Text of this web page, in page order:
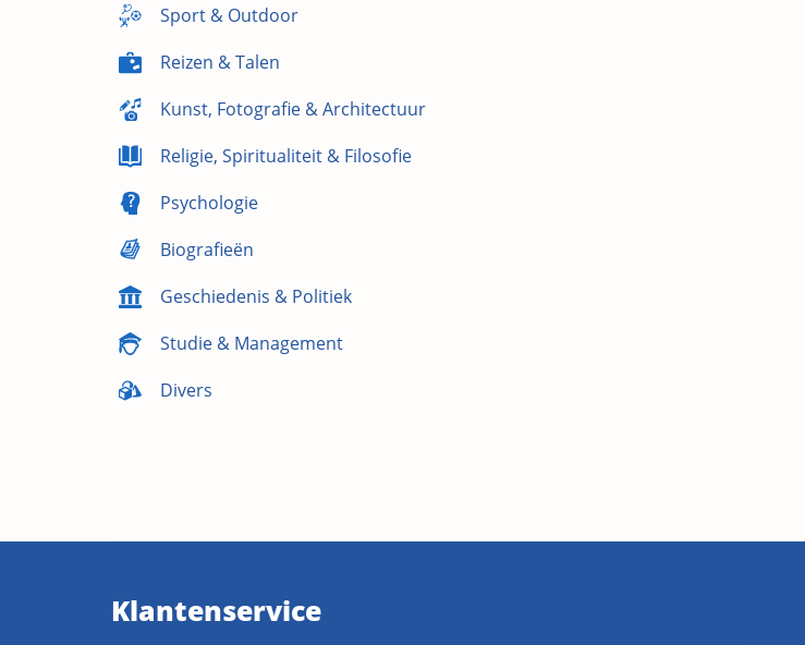
Sport & Outdoor
Reizen & Talen
Kunst, Fotografie & Architectuur
Religie, Spiritualiteit & Filosofie
Psychologie
Biografieën
Geschiedenis & Politiek
Studie & Management
Divers
Klantenservice